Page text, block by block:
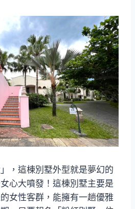
，這棟別墅外型就是夢幻的
心大噴發！這棟別墅主要是
女性客群，能擁有一趟優雅